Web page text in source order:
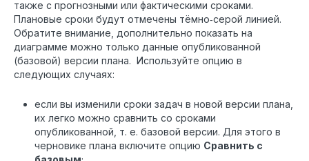
также с прогнозными или фактическими сроками.
Плановые сроки будут отмечены тёмно‑серой линией.
Обратите внимание, дополнительно показать на
диаграмме можно только данные опубликованной
(базовой) версии плана. Используйте опцию в
следующих случаях:
если вы изменили сроки задач в новой версии плана,
их легко можно сравнить со сроками
опубликованной, т. е. базовой версии. Для этого в
черновике плана включите опцию Сравнить с